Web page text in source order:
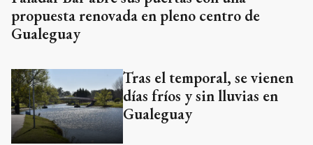
propuesta renovada en pleno centro de
Gualeguay
Tras el temporal, se vienen
días fríos y sin lluvias en
Gualeguay